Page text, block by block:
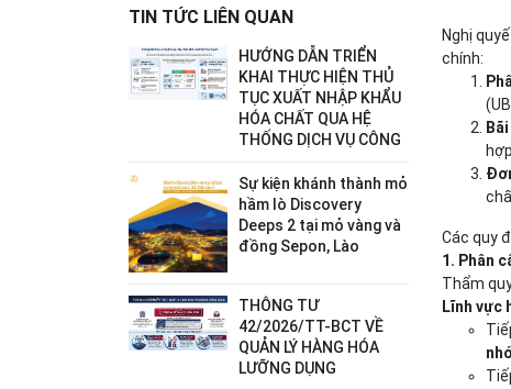
Nghị
chính:
Các quy
1. Phân
Thẩm
Lĩnh vực
TIN TỨC LIÊN QUAN
HƯỚNG DẪN TRIỂN
KHAI THỰC HIỆN THỦ
TỤC XUẤT NHẬP KHẨU
HÓA CHẤT QUA HỆ
THỐNG DỊCH VỤ CÔNG
Sự kiện khánh thành mỏ
hầm lò Discovery
Deeps 2 tại mỏ vàng và
đồng Sepon, Lào
THÔNG TƯ
42/2026/TT-BCT VỀ
QUẢN LÝ HÀNG HÓA
LƯỠNG DỤNG